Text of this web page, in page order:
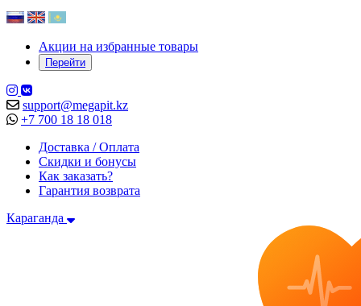
Акции на избранные товары
Перейти
support@megapit.kz
+7 700 18 18 018
Доставка / Оплата
Скидки и бонусы
Как заказать?
Гарантия возврата
Караганда